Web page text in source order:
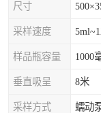
尺寸
采样速度
样品瓶容量 1000
垂直吸呈 8米
采样方式 蠕动